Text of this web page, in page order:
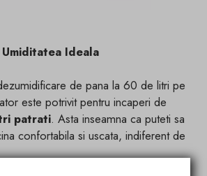
Ideala
de pana la 60 de litri pe
este potrivit pentru incaperi de
patrati. Asta inseamna ca puteti sa
confortabila si uscata, indiferent de